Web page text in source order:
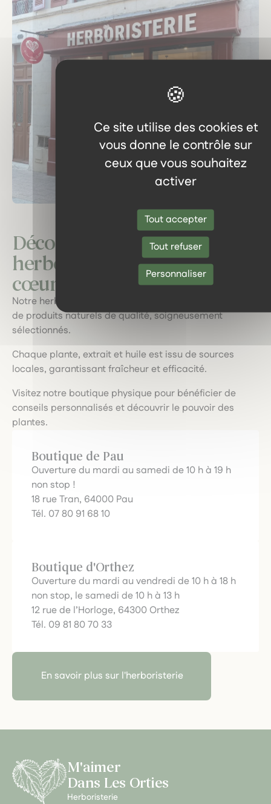
Ce site utilise des cookies et
vous donne le contrôle sur
ceux que vous souhaitez
activer
Tout accepter
Tout refuser
Personnaliser
Découvrez notre
herboristerie : un voyage au
cœur des plantes locales.
Notre herboristerie vous invite à explorer une gamme
de produits naturels de qualité, soigneusement
sélectionnés.
Chaque plante, extrait et huile est issu de sources
locales, garantissant fraîcheur et efficacité.
Visitez notre boutique physique pour bénéficier de
conseils personnalisés et découvrir le pouvoir des
plantes.
Boutique de Pau
Ouverture du mardi au samedi de 10 h à 19 h
non stop !
18 rue Tran, 64000 Pau
Tél. 07 80 91 68 10
Boutique d'Orthez
Ouverture du mardi au vendredi de 10 h à 18 h
non stop, le samedi de 10 h à 13 h
12 rue de l’Horloge, 64300 Orthez
Tél. 09 81 80 70 33
En savoir plus sur l'herboristerie
M'aimer
Dans Les Orties
Herboristerie